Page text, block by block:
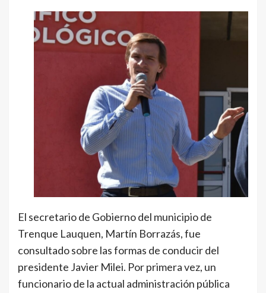
El secretario de Gobierno del municipio de
Trenque Lauquen, Martín Borrazás, fue
consultado sobre las formas de conducir del
presidente Javier Milei. Por primera vez, un
funcionario de la actual administración pública